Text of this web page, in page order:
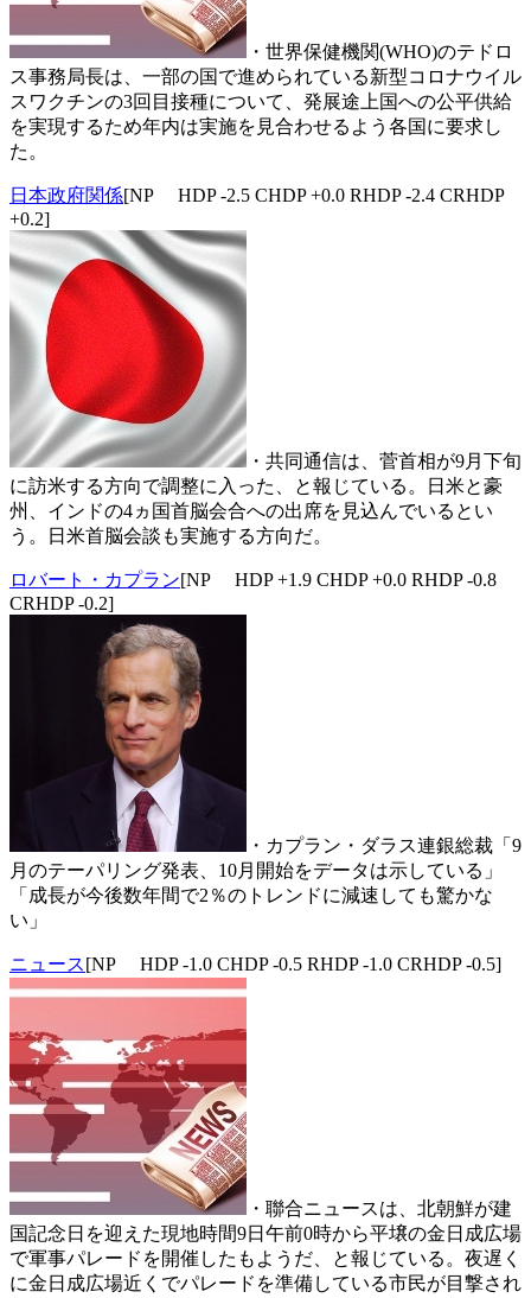
・世界保健機関(WHO)のテドロ
ス事務局長は、一部の国で進められている新型コロナウイル
スワクチンの3回目接種について、発展途上国への公平供給
を実現するため年内は実施を見合わせるよう各国に要求し
た。
日本政府関係[NP HDP -2.5 CHDP +0.0 RHDP -2.4 CRHDP
+0.2]
・共同通信は、菅首相が9月下旬
に訪米する方向で調整に入った、と報じている。日米と豪
州、インドの4ヵ国首脳会合への出席を見込んでいるとい
う。日米首脳会談も実施する方向だ。
ロバート・カプラン[NP HDP +1.9 CHDP +0.0 RHDP -0.8
CRHDP -0.2]
・カプラン・ダラス連銀総裁「9
月のテーパリング発表、10月開始をデータは示している」
「成長が今後数年間で2％のトレンドに減速しても驚かな
い」
ニュース[NP HDP -1.0 CHDP -0.5 RHDP -1.0 CRHDP -0.5]
・聯合ニュースは、北朝鮮が建
国記念日を迎えた現地時間9日午前0時から平壌の金日成広場
で軍事パレードを開催したもようだ、と報じている。夜遅く
に金日成広場近くでパレードを準備している市民が目撃され